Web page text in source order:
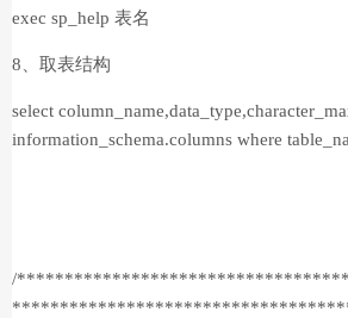
exec sp_help 表名
8、取表结构
select
information_schema.columns where
/